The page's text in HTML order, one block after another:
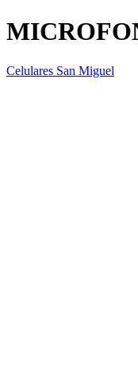
Celulares San Miguel